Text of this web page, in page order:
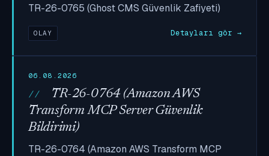
TR-26-0765 (Ghost CMS Güvenlik Zafiyeti)
OLAY Detayları gör →
06.08.2026
TR-26-0764 (Amazon AWS
Transform MCP Server Güvenlik
Bildirimi)
TR-26-0764 (Amazon AWS Transform MCP